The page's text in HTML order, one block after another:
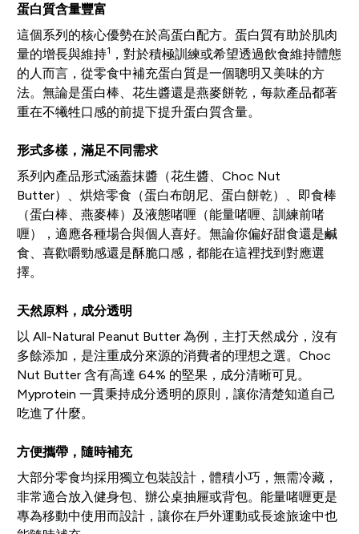
蛋白質含量豐富
這個系列的核心優勢在於高蛋白配方。蛋白質有助於肌肉
量的增長與維持1 ，對於積極訓練或希望透過飲食維持體態
的人而言，從零食中補充蛋白質是一個聰明又美味的方
法。無論是蛋白棒、花生醬還是燕麥餅乾，每款產品都著
重在不犧牲口感的前提下提升蛋白質含量。
形式多樣，滿足不同需求
系列內產品形式涵蓋抹醬（花生醬、Choc Nut
Butter）、烘焙零食（蛋白布朗尼、蛋白餅乾）、即食棒
（蛋白棒、燕麥棒）及液態啫喱（能量啫喱、訓練前啫
喱），適應各種場合與個人喜好。無論你偏好甜食還是鹹
食、喜歡嚼勁感還是酥脆口感，都能在這裡找到對應選
擇。
天然原料，成分透明
以 All-Natural Peanut Butter 為例，主打天然成分，沒有
多餘添加，是注重成分來源的消費者的理想之選。Choc
Nut Butter 含有高達 64% 的堅果，成分清晰可見。
Myprotein 一貫秉持成分透明的原則，讓你清楚知道自己
吃進了什麼。
方便攜帶，隨時補充
大部分零食均採用獨立包裝設計，體積小巧，無需冷藏，
非常適合放入健身包、辦公桌抽屜或背包。能量啫喱更是
專為移動中使用而設計，讓你在戶外運動或長途旅途中也